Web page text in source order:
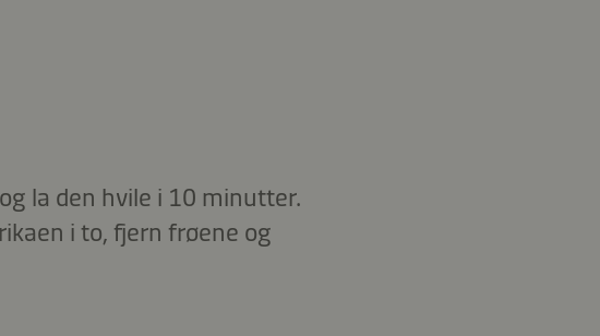
la den hvile i 10 minutter.
i to, fjern frøene og